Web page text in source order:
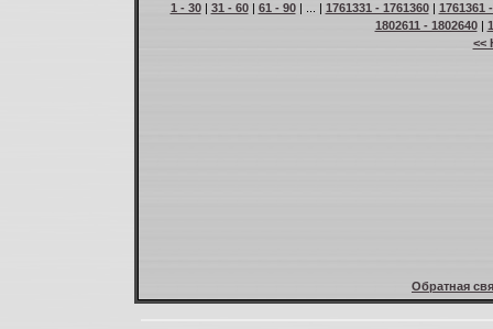
1 - 30| 31 - 60| 61 - 90| ... | 1761331 - 1761360| 1761361
1802611 - 1802640|
<<
Обратная